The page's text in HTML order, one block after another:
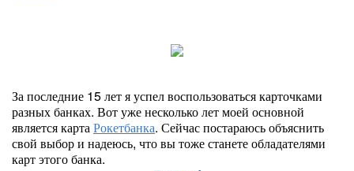
За последние 15 лет я успел воспользоваться карточками
разных банках. Вот уже несколько лет моей основной
является картаРокетбанка. Сейчас постараюсь объяснить
свой выбор и надеюсь, что вы тоже станете обладателями
карт этого банка.